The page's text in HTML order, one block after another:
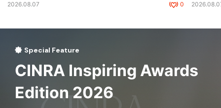
2026.08.07 0
Special Feature
CINRA Inspiring Awards
Edition 2026